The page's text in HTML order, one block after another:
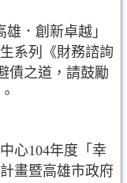
．創新卓越」
系列《財務諮詢
債之道，請鼓勵
心104年度「幸
畫暨高雄市政府